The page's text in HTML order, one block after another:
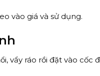
vào giá và sử dụng.
vẩy ráo rồi đặt vào cốc